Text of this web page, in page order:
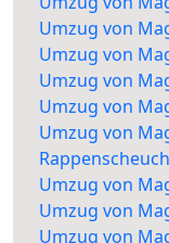
Umzug von
Umzug von
Umzug von
Umzug von
Umzug von
Umzug von
Umzug von
Umzug von